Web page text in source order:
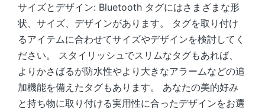
サイズとデザイン: Bluetooth タグにはさまざまな形
状、サイズ、デザインがあります。 タグを取り付け
るアイテムに合わせてサイズやデザインを検討してく
ださい。 スタイリッシュでスリムなタグもあれば、
よりかさばるが防水性やより大きなアラームなどの追
加機能を備えたタグもあります。 あなたの美的好み
と持ち物に取り付ける実用性に合ったデザインをお選